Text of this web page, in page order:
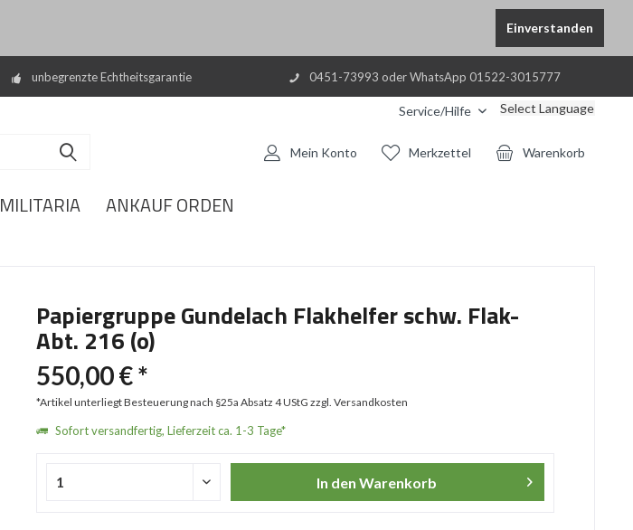
Einverstanden
unbegrenzte Echtheitsgarantie 0451-73993 oder WhatsApp 01522-3015777
Service/Hilfe Select Language
Warenkorb
Merkzettel
Mein Konto
MILITARIA ANKAUF ORDEN
Papiergruppe Gundelach Flakhelfer schw. Flak-
Abt. 216 (o)
550,00 € *
*Artikel unterliegt Besteuerung nach §25a Absatz 4 UStGzzgl. Versandkosten
Sofort versandfertig, Lieferzeit ca. 1-3 Tage*
In den Warenkorb